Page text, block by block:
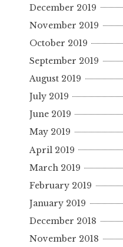
December 2019
November 2019
October 2019
September 2019
August 2019
July 2019
June 2019
May 2019
April 2019
March 2019
February 2019
January 2019
December 2018
November 2018